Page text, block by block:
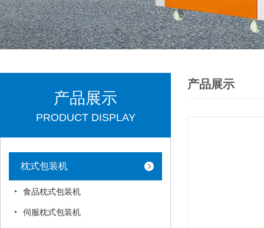
产品展示
PRODUCT DISPLAY
枕式包装机
食品枕式包装机
伺服枕式包装机
产品展示